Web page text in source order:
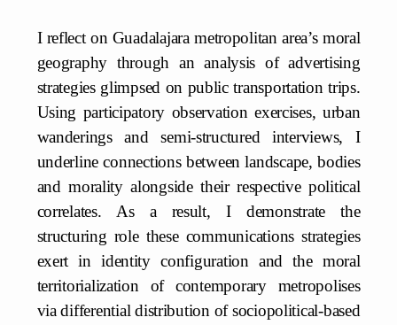
I reflect on Guadalajara metropolitan area’s moral
geography through an analysis of advertising
strategies glimpsed on public transportation trips.
Using participatory observation exercises, urban
wanderings and semi-structured interviews, I
underline connections between landscape, bodies
and morality alongside their respective political
correlates. As a result, I demonstrate the
structuring role these communications strategies
exert in identity configuration and the moral
territorialization of contemporary metropolises
via differential distribution of sociopolitical-based